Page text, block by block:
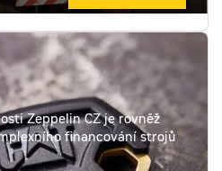
Zeppelin CZ je rovněž
financování strojů